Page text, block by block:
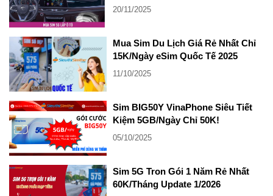
20/11/2025
Mua Sim Du Lịch Giá Rẻ Nhất Chỉ
15K/Ngày eSim Quốc Tế 2025
11/10/2025
Sim BIG50Y VinaPhone Siêu Tiết
Kiệm 5GB/Ngày Chỉ 50K!
05/10/2025
Sim 5G Tron Gói 1 Năm Rẻ Nhất
60K/Tháng Update 1/2026